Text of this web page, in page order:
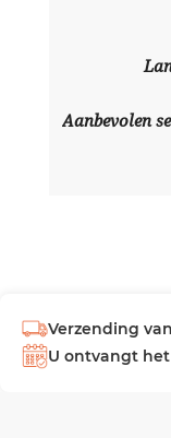
Aanbevolen
Verzending
U ontvangt